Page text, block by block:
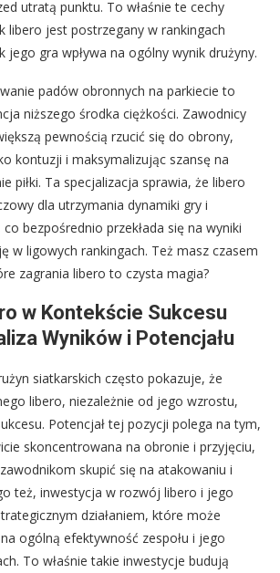
utratą punktu. To właśnie te cechy
libero jest postrzegany w rankingach
jego gra wpływa na ogólny wynik drużyny.
padów obronnych na parkiecie to
niższego środka ciężkości. Zawodnicy
pewnością rzucić się do obrony,
kontuzji i maksymalizując szansę na
piłki. Ta specjalizacja sprawia, że libero
dla utrzymania dynamiki gry i
bezpośrednio przekłada się na wyniki
w ligowych rankingach. Też masz czasem
zagrania libero to czysta magia?
w Kontekście Sukcesu
Wyników i Potencjału
siatkarskich często pokazuje, że
libero, niezależnie od jego wzrostu,
Potencjał tej pozycji polega na tym,
skoncentrowana na obronie i przyjęciu,
skupić się na atakowaniu i
też, inwestycja w rozwój libero i jego
działaniem, które może
ogólną efektywność zespołu i jego
To właśnie takie inwestycje budują